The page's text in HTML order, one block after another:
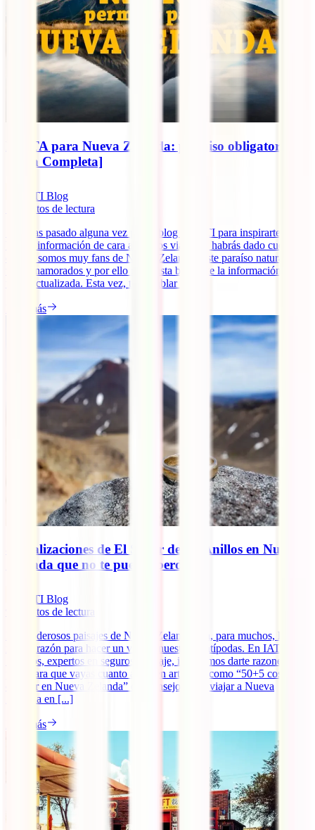
NZeTA para Nueva Zelanda: permiso obligatorio
[Guía Completa]
IATI Blog
minutos de lectura
Si te has pasado alguna vez por el blog de IATI para inspirarte o
buscar información de cara a nuevos viajes, te habrás dado cuenta
de que somos muy fans de Nueva Zelanda. Este paraíso natural nos
tiene enamorados y por ello nos gusta brindarte la información más
útil y actualizada. Esta vez, toca hablar [...]
Leer más
8 localizaciones de El Señor de los Anillos en Nueva
Zelanda que no te puedes perder
IATI Blog
minutos de lectura
Los poderosos paisajes de Nueva Zelanda son, para muchos, la
mayor razón para hacer un viaje a nuestras Antípodas. En IATI
Seguros, expertos en seguros de viaje, intentamos darte razones de
peso para que vayas cuanto antes en artículos como “50+5 cosas
que ver en Nueva Zelanda” o “Consejos para viajar a Nueva
Zelanda en [...]
Leer más